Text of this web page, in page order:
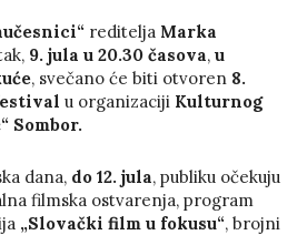
reditelja Marka
9. jula u 20.30 časova, u
, svečano će biti otvoren 8.
u organizaciji Kulturnog
Sombor.
dana, do 12. jula, publiku očekuju
filmska ostvarenja, program
„Slovački film u fokusu“, brojni